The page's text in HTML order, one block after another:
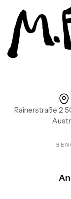
Rainerstraße 2